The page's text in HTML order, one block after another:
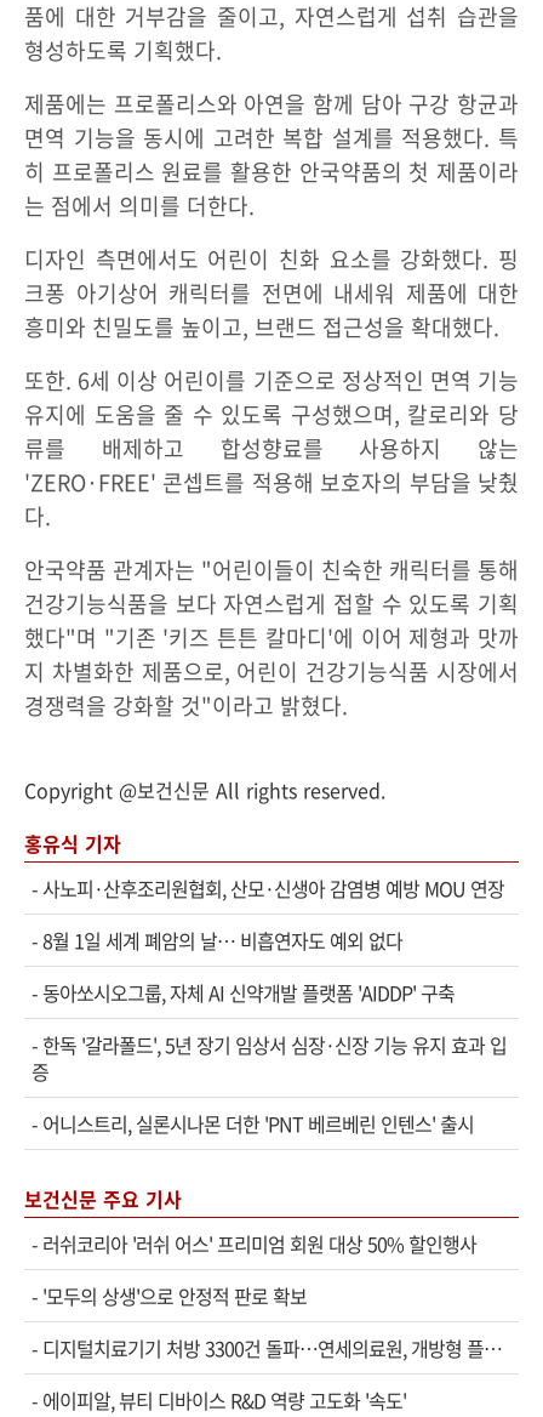
품에 대한 거부감을 줄이고, 자연스럽게 섭취 습관을
형성하도록 기획했다.
제품에는 프로폴리스와 아연을 함께 담아 구강 항균과
면역 기능을 동시에 고려한 복합 설계를 적용했다. 특
히 프로폴리스 원료를 활용한 안국약품의 첫 제품이라
는 점에서 의미를 더한다.
디자인 측면에서도 어린이 친화 요소를 강화했다. 핑
크퐁 아기상어 캐릭터를 전면에 내세워 제품에 대한
흥미와 친밀도를 높이고, 브랜드 접근성을 확대했다.
또한. 6세 이상 어린이를 기준으로 정상적인 면역 기능
유지에 도움을 줄 수 있도록 구성했으며, 칼로리와 당
류를 배제하고 합성향료를 사용하지 않는
'ZERO·FREE' 콘셉트를 적용해 보호자의 부담을 낮췄
다.
안국약품 관계자는 "어린이들이 친숙한 캐릭터를 통해
건강기능식품을 보다 자연스럽게 접할 수 있도록 기획
했다"며 "기존 '키즈 튼튼 칼마디'에 이어 제형과 맛까
지 차별화한 제품으로, 어린이 건강기능식품 시장에서
경쟁력을 강화할 것"이라고 밝혔다.
Copyright @보건신문 All rights reserved.
홍유식 기자
-사노피·산후조리원협회, 산모·신생아 감염병 예방 MOU 연장
-8월 1일 세계 폐암의 날… 비흡연자도 예외 없다
-동아쏘시오그룹, 자체 AI 신약개발 플랫폼 'AIDDP' 구축
- 한독 '갈라폴드', 5년 장기 임상서 심장·신장 기능 유지 효과 입
증
- 어니스트리, 실론시나몬 더한 'PNT 베르베린 인텐스' 출시
보건신문 주요 기사
- 러쉬코리아 '러쉬 어스' 프리미엄 회원 대상 50% 할인행사
- '모두의 상생'으로 안정적 판로 확보
- 디지털치료기기 처방 3300건 돌파…연세의료원, 개방형 플랫폼 성과 공개
- 에이피알, 뷰티 디바이스 R&D 역량 고도화 '속도'